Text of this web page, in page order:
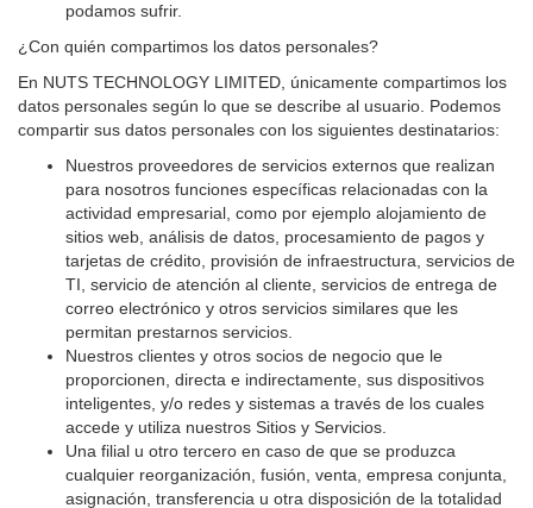
podamos sufrir.
¿Con quién compartimos los datos personales?
En NUTS TECHNOLOGY LIMITED, únicamente compartimos los
datos personales según lo que se describe al usuario. Podemos
compartir sus datos personales con los siguientes destinatarios:
Nuestros proveedores de servicios externos que realizan
para nosotros funciones específicas relacionadas con la
actividad empresarial, como por ejemplo alojamiento de
sitios web, análisis de datos, procesamiento de pagos y
tarjetas de crédito, provisión de infraestructura, servicios de
TI, servicio de atención al cliente, servicios de entrega de
correo electrónico y otros servicios similares que les
permitan prestarnos servicios.
Nuestros clientes y otros socios de negocio que le
proporcionen, directa e indirectamente, sus dispositivos
inteligentes, y/o redes y sistemas a través de los cuales
accede y utiliza nuestros Sitios y Servicios.
Una filial u otro tercero en caso de que se produzca
cualquier reorganización, fusión, venta, empresa conjunta,
asignación, transferencia u otra disposición de la totalidad